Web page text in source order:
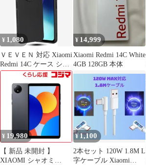
明 クリア シリコン 耐
¥ 1,080
ＶＥＶＥＮ 対応 Xiaomi
Redmi 14C ケース シリ
コン 耐衝撃 滑り止め
スマホケース 傷付き防
止 超軽量 マット質感
指紋防止 レンズ保護 ワ
イヤレス充電 カバー 黒
(ANG-VN-0515)
¥ 14,999
Xiaomi Redmi 14C White
4GB 128GB 本体
¥ 19,980
【 新品 未開封 】
XIAOMI シャオミ
¥1,100
2本セット 120W 1.8M L
字ケーブル Xiaomi